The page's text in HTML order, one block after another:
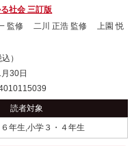
社会 三訂版
監修 二川 正浩 監修 上園 悦
）
30日
読者対象
年生,小学３・４年生